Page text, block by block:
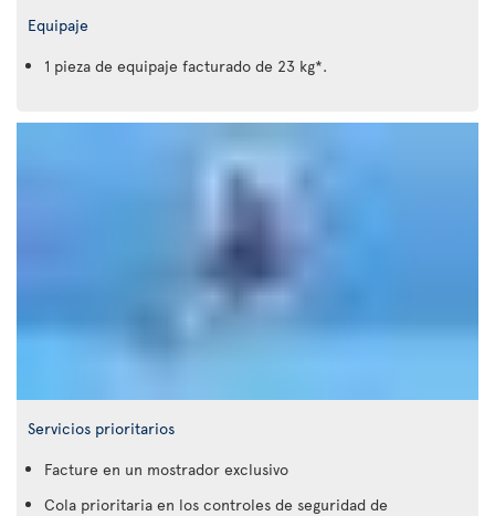
Equipaje
1 pieza de equipaje facturado de 23 kg*.
Servicios prioritarios
Facture en un mostrador exclusivo
Cola prioritaria en los controles de seguridad de